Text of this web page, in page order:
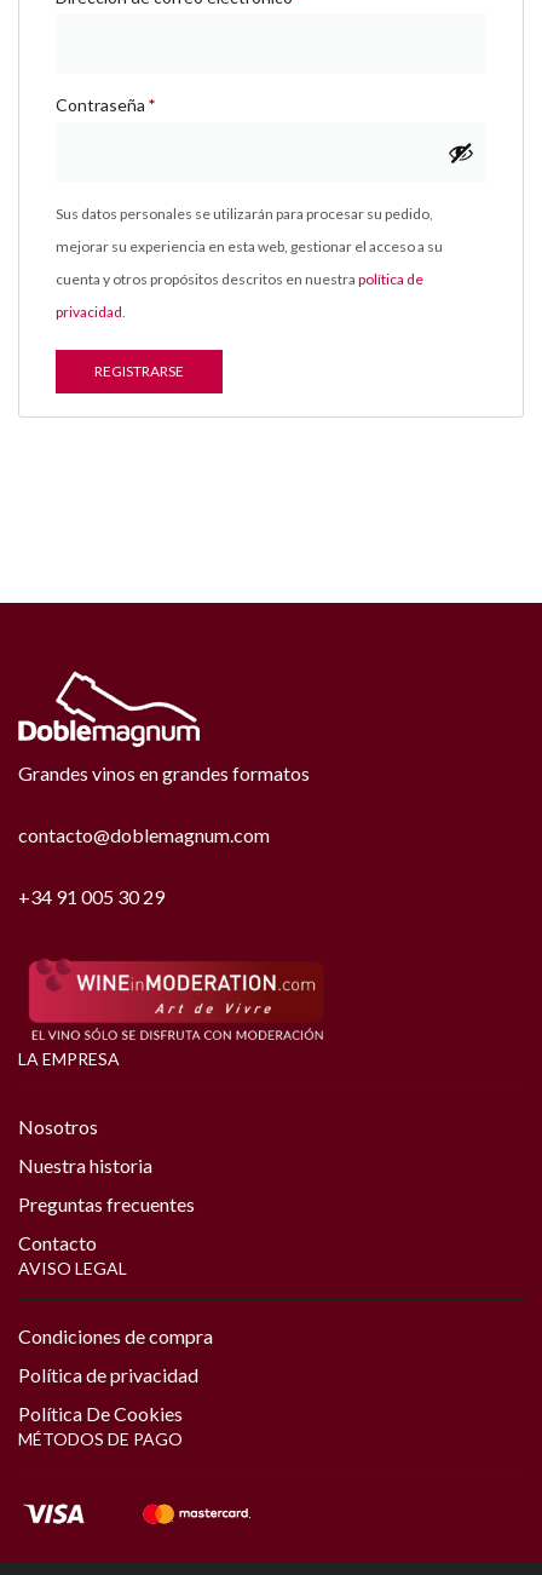
Contraseña *
Sus datos personales se utilizarán para procesar su pedido,
mejorar su experiencia en esta web, gestionar el acceso a su
cuenta y otros propósitos descritos en nuestra política de
privacidad.
REGISTRARSE
Grandes vinos en grandes formatos
contacto@doblemagnum.com
+34 91 005 30 29
LA EMPRESA
Nosotros
Nuestra historia
Preguntas frecuentes
Contacto
AVISO LEGAL
Condiciones de compra
Política de privacidad
Política De Cookies
MÉTODOS DE PAGO